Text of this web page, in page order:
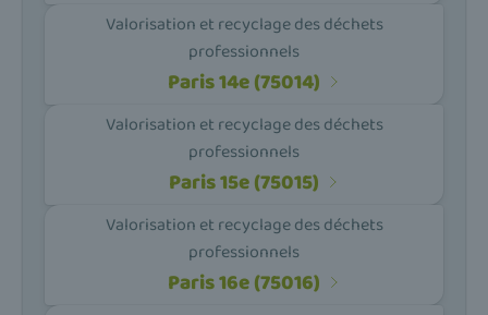
Valorisation et recyclage des déchets
professionnels
Paris 14e (75014)
Valorisation et recyclage des déchets
professionnels
Paris 15e (75015)
Valorisation et recyclage des déchets
professionnels
Paris 16e (75016)